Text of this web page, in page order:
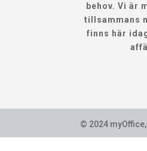
behov. Vi är
tillsammans
finns här
© 2024